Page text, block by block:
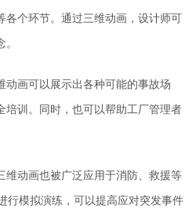
各个环节。通过三维动画，设计师可
。
动画可以 展示出各种可能的事故场
培训。同时，也可以帮助工厂管理者
维动画也被广泛应用于消防、救援等
行模拟演练，可以提高应对突发事件